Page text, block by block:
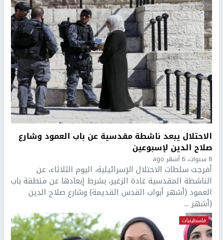
الاحتلال يبعد ناشطة مقدسية عن باب العمود وشارع
صلاح الدين لإسبوعين
8 سنوات، 6 أشهر ago
أفرجت سلطات الاحتلال الإسرائيلية، اليوم الثلاثاء، عن
الناشطة المقدسية غادة الزغير، بشرط إبعادها عن منطقة باب
العمود (أشهر أبواب القدس القديمة) وشارع صلاح الدين
(أشهر ...
فلسطينيات